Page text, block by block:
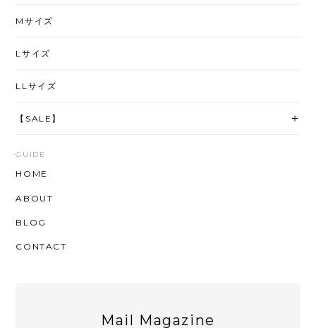
Mサイズ
Lサイズ
LLサイズ
【SALE】
GUIDE
HOME
ABOUT
BLOG
CONTACT
Mail Magazine